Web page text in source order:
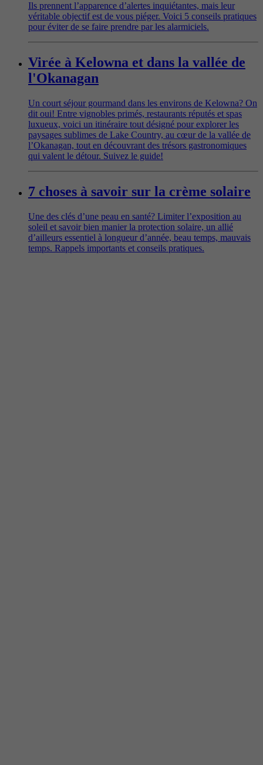
Ils prennent l’apparence d’alertes inquiétantes, mais leur
véritable objectif est de vous piéger. Voici 5 conseils pratiques
pour éviter de se faire prendre par les alarmiciels.
Virée à Kelowna et dans la vallée de
l'Okanagan
Un court séjour gourmand dans les environs de Kelowna? On
dit oui! Entre vignobles primés, restaurants réputés et spas
luxueux, voici un itinéraire tout désigné pour explorer les
paysages sublimes de Lake Country, au cœur de la vallée de
l’Okanagan, tout en découvrant des trésors gastronomiques
qui valent le détour. Suivez le guide!
7 choses à savoir sur la crème solaire
Une des clés d’une peau en santé? Limiter l’exposition au
soleil et savoir bien manier la protection solaire, un allié
d’ailleurs essentiel à longueur d’année, beau temps, mauvais
temps. Rappels importants et conseils pratiques.